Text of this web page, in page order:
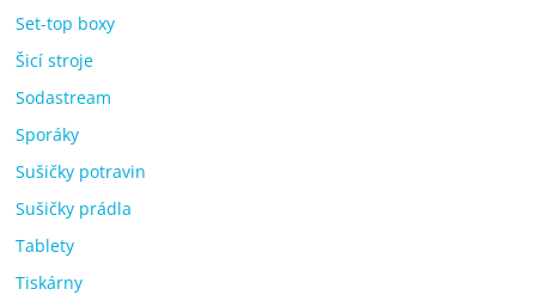
Set-top boxy
Šicí stroje
Sodastream
Sporáky
Sušičky potravin
Sušičky prádla
Tablety
Tiskárny